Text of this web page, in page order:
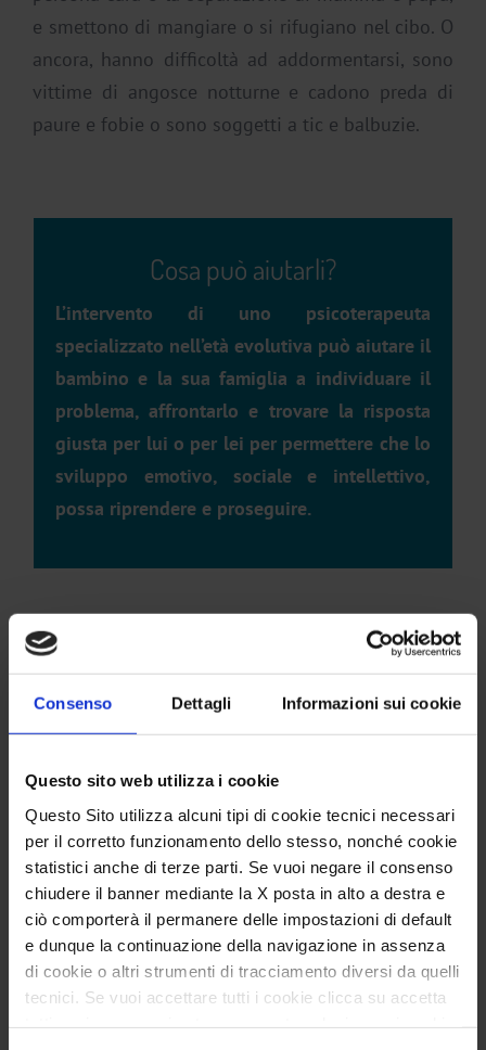
Consenso Dettagli Informazioni sui cookie
Questo sito web utilizza i cookie
Questo Sito utilizza alcuni tipi di cookie tecnici necessari
per il corretto funzionamento dello stesso, nonché cookie
statistici anche di terze parti. Se vuoi negare il consenso
chiudere il banner mediante la X posta in alto a destra e
ciò comporterà il permanere delle impostazioni di default
e dunque la continuazione della navigazione in assenza
di cookie o altri strumenti di tracciamento diversi da quelli
tecnici. Se vuoi accettare tutti i cookie clicca su accetta
e smettono di mangiare o si rifugiano nel cibo. O
ancora, hanno difficoltà ad addormentarsi, sono
vittime di angosce notturne e cadono preda di
paure e fobie o sono soggetti a tic e balbuzie.
Cosa può aiutarli?
L’intervento di uno psicoterapeuta
specializzato nell’età evolutiva può aiutare il
bambino e la sua famiglia a individuare il
problema, affrontarlo e trovare la risposta
giusta per lui o per lei per permettere che lo
sviluppo emotivo, sociale e intellettivo,
possa riprendere e proseguire.
Prima di iniziare il percorso con il bambino,
organizzo uno o più incontri con i genitori. È
molto importante che al primo incontro siano
presenti entrambi e insieme. Durante il colloquio,
mi faccio descrivere cosa sta succedendo al loro
bambino secondo loro e ne ascolto il racconto, le
tappe evolutive salienti e la storia familiare.
Fissiamo il ciclo dei colloqui da fare con il
bambino. Di solito, per arrivare a una valutazione
psicodiagnostica con una proposta di intervento
sono sufficienti 5 o 6 incontri, durante i quali io